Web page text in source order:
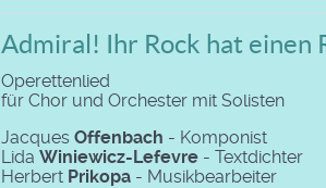
Admiral! Ihr Rock hat einen
Operettenlied
für Chor und Orchester mit Solisten
Jacques Offenbach - Komponist
Lida Winiewicz-Lefevre - Textdichter
Herbert Prikopa - Musikbearbeiter